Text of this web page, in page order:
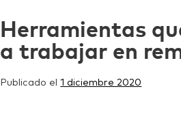
Herramientas
a trabajar en
Publicado el 1 diciembre 2020